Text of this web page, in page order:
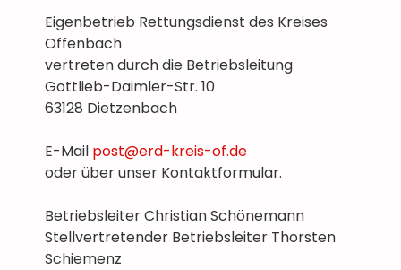
Eigenbetrieb Rettungsdienst des Kreises
Offenbach
vertreten durch die Betriebsleitung
Gottlieb-Daimler-Str. 10
63128 Dietzenbach
E-Mail post@erd-kreis-of.de
oder über unser Kontaktformular.
Betriebsleiter Christian Schönemann
Stellvertretender Betriebsleiter Thorsten
Schiemenz